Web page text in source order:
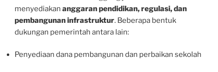
menyediakan anggaran pendidikan, regulasi, dan
pembangunan infrastruktur. Beberapa bentuk
dukungan pemerintah antara lain:
Penyediaan dana pembangunan dan perbaikan sekolah